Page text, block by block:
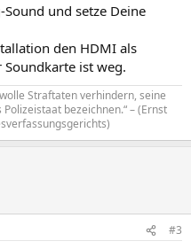
und setze Deine
den HDMI als
ist weg.
Straftaten verhindern, seine
bezeichnen.“ – (Ernst
#3